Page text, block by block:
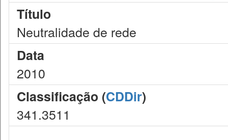
Título
Neutralidade de rede
Data
2010
Classificação (CDDir)
341.3511